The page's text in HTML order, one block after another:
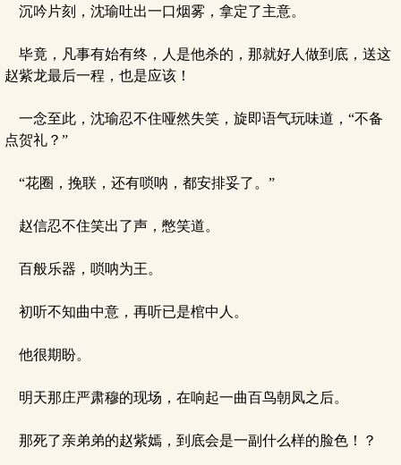
沉吟片刻，沈瑜吐出一口烟雾，拿定了主意。
毕竟，凡事有始有终，人是他杀的，那就好人做到底，送这
赵紫龙最后一程，也是应该！
一念至此，沈瑜忍不住哑然失笑，旋即语气玩味道，“不备
点贺礼？”
“花圈，挽联，还有唢呐，都安排妥了。”
赵信忍不住笑出了声，憋笑道。
百般乐器，唢呐为王。
初听不知曲中意，再听已是棺中人。
他很期盼。
明天那庄严肃穆的现场，在响起一曲百鸟朝凤之后。
那死了亲弟弟的赵紫嫣，到底会是一副什么样的脸色！？